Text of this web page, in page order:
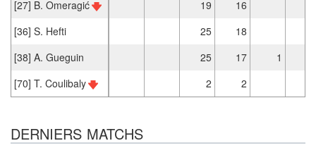
[27] B. Omeragić
19 16
[36] S. Hefti
25 18
[38] A. Gueguin
25 17 1
[70] T. Coulibaly
2 2
DERNIERS MATCHS